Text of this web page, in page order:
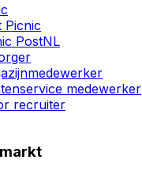
Picnic
PostNL
medewerker
recruiter